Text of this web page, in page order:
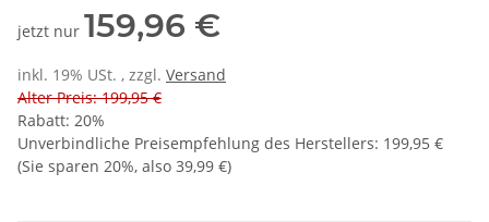
jetzt nur 159,96 €
inkl. 19% USt. , zzgl. Versand
Alter Preis: 199,95 €
Rabatt: 20%
Unverbindliche Preisempfehlung des Herstellers: 199,95 €
(Sie sparen 20%, also 39,99 €)